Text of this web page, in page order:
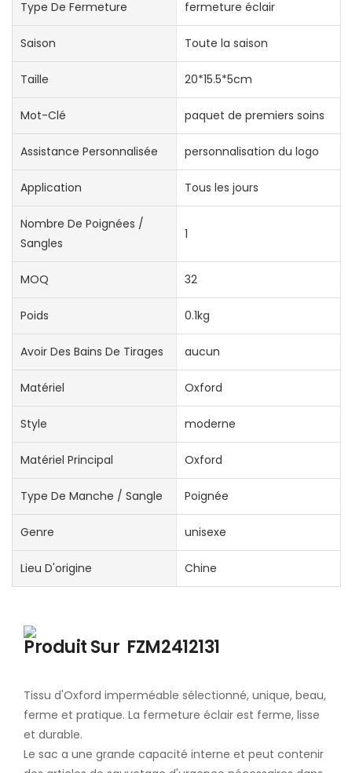
Type De Fermeture fermeture éclair
Saison Toute la saison
Taille 20*15.5*5cm
Mot-Clé paquet de premiers soins
Assistance Personnalisée personnalisation du logo
Application Tous les jours
Nombre De Poignées /
Sangles
1
MOQ 32
Poids 0.1kg
Avoir Des Bains De Tirages aucun
Matériel Oxford
Style moderne
Matériel Principal Oxford
Type De Manche / Sangle Poignée
Genre unisexe
Lieu D'origine Chine
Produit Sur FZM2412131
Tissu d'Oxford imperméable sélectionné, unique, beau,
ferme et pratique. La fermeture éclair est ferme, lisse
et durable.
Le sac a une grande capacité interne et peut contenir